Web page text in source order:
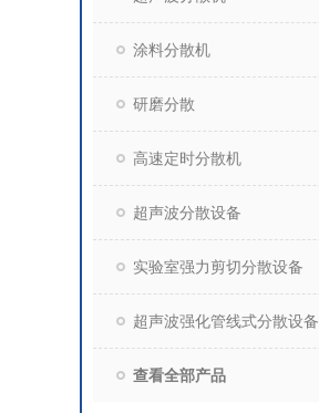
涂料分散机
研磨分散
高速定时分散机
超声波分散设备
实验室强力剪切分散设备
超声波强化管线式分散设备
查看全部产品